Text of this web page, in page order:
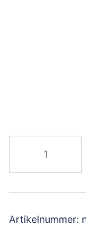
Menge
Artikelnummer: